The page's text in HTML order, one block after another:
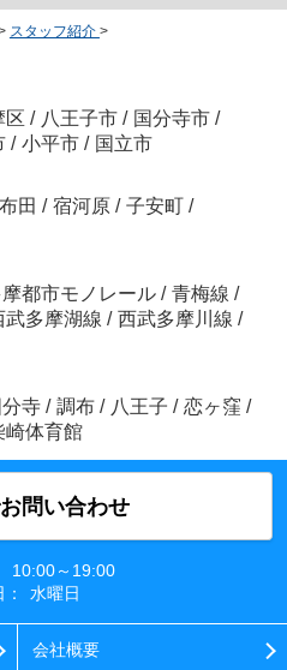
スタッフ紹介 >
区 / 八王子市 / 国分寺市 /
/ 小平市 / 国立市
布田 / 宿河原 / 子安町 /
摩都市モノレール / 青梅線 /
武多摩湖線 / 西武多摩川線 /
分寺 / 調布 / 八王子 / 恋ヶ窪 /
崎体育館
問い合わせ
10:00～19:00
水曜日
会社概要